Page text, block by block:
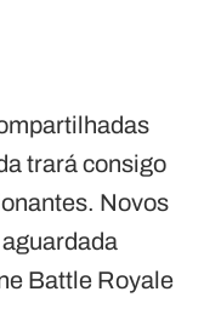
trará consigo
Novos
Battle Royale